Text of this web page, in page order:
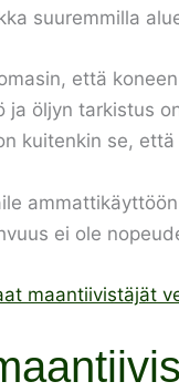
suuremmilla
että
ja öljyn tarkistus
kuitenkin se,
ei ole
maantiivistäjät